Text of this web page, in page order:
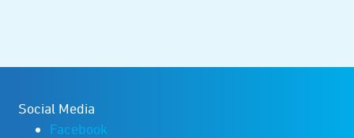
Social Media
Facebook